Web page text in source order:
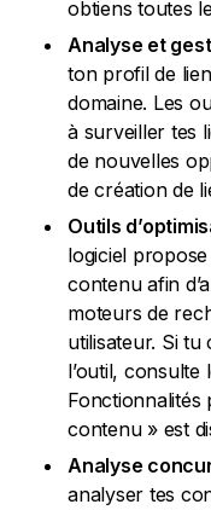
obtiens toutes
Analyse et
ton profil de
domaine. Les
à surveiller tes
de nouvelles
de création de
Outils
logiciel
contenu afin
moteurs de
utilisateur. Si tu
l’outil,
Fonctionnalités
contenu » est
Analyse
analyser tes